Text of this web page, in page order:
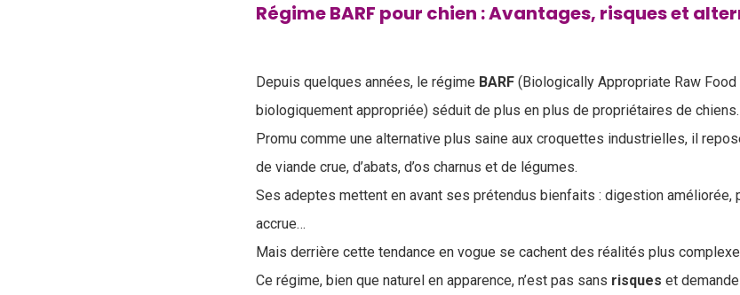
Régime BARF pour chien : Avantages, risques et
Depuis quelques années, le régime BARF (Biologically Appropriate Raw Food
biologiquement appropriée) séduit de plus en plus de propriétaires de chiens.
Promu comme une alternative plus saine aux croquettes industrielles, il
de viande crue, d’abats, d’os charnus et de légumes.
Ses adeptes mettent en avant ses prétendus bienfaits : digestion améliorée,
accrue…
Mais derrière cette tendance en vogue se cachent des réalités plus
Ce régime, bien que naturel en apparence, n’est pas sans risques et